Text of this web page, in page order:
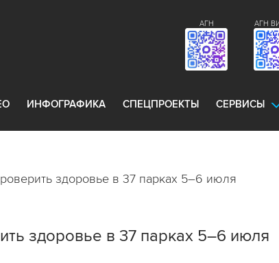
АГН
АГН
ИНФОГРАФИКА СПЕЦПРОЕКТЫ СЕРВИСЫ
здоровье в 37 парках 5–6 июля
здоровье в 37 парках 5–6 июля